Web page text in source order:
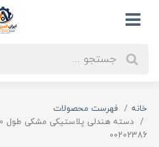
خانه
فهرست محصولات
00202386